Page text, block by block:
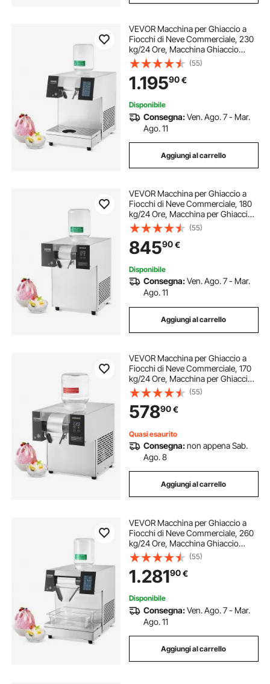
VEVOR Macchina per Ghiaccio a
Fiocchi di Neve Commerciale, 230
kg/24 Ore, Macchina Ghiaccio
Tritato in Acciaio Inox, Sistema di
Raffreddamento ad Aria per
Dissipazione Calore, per Panetteria,
Bar
(55)
1.19590€
Disponibile
Consegna:Ven. Ago. 7 - Mar.
Ago. 11
Aggiungi al carrello
VEVOR Macchina per Ghiaccio a
Fiocchi di Neve Commerciale, 180
kg/24 Ore, Macchina per Ghiaccio
Tritato in Acciaio Inox, Sistema di
Raffreddamento ad Aria per
Dissipazione Calore, per Panetteria,
Bar
(55)
84590€
Disponibile
Consegna:Ven. Ago. 7 - Mar.
Ago. 11
Aggiungi al carrello
VEVOR Macchina per Ghiaccio a
Fiocchi di Neve Commerciale, 170
kg/24 Ore, Macchina per Ghiaccio
Tritato in Acciaio Inox, Sistema di
Raffreddamento ad Aria per
Dissipazione Calore, per Panetteria,
Bar
(55)
57890€
Quasi esaurito
Consegna:non appena Sab.
Ago. 8
Aggiungi al carrello
VEVOR Macchina per Ghiaccio a
Fiocchi di Neve Commerciale, 260
kg/24 Ore, Macchina Ghiaccio
Tritato in Acciaio Inox, Sistema di
Raffreddamento ad Aria per
Dissipazione Calore, per Panetteria,
Bar
(55)
1.28190€
Disponibile
Consegna:Ven. Ago. 7 - Mar.
Ago. 11
Aggiungi al carrello